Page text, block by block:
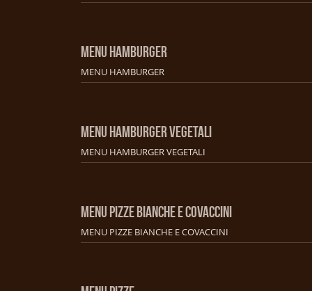
MENU HAMBURGER
MENU HAMBURGER
MENU HAMBURGER VEGETALI
MENU HAMBURGER VEGETALI
MENU PIZZE BIANCHE E COVACCINI
MENU PIZZE BIANCHE E COVACCINI